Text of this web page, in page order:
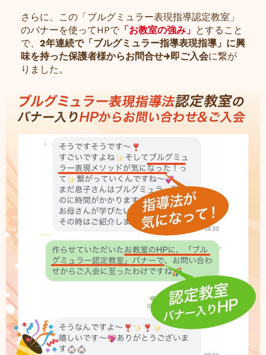
さらに、この「ブルグミュラー表現指導認定教室」
のバナーを使ってHPで 「お教室の強み」 とすること
で、 2年連続で「ブルグミュラー指導表現指導」に興
味を持った保護者様からお問合せ→即ご入会に繋が
りました。